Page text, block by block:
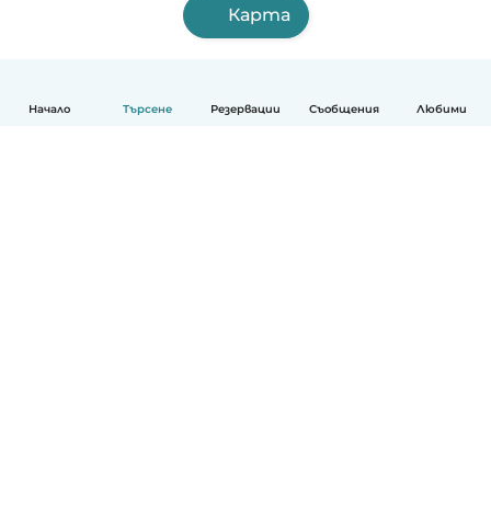
Начало Търсене Резервации Съобщения Любими
Карта